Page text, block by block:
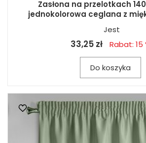
Zasłona na przelotkach
jednokolorowa ceglana z
Jest
33,25 zł Rabat: 15
Do koszyka